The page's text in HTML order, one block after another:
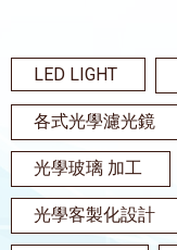
LED LIGHT
各式光學濾光鏡
光學玻璃 加工
光學客製化設計